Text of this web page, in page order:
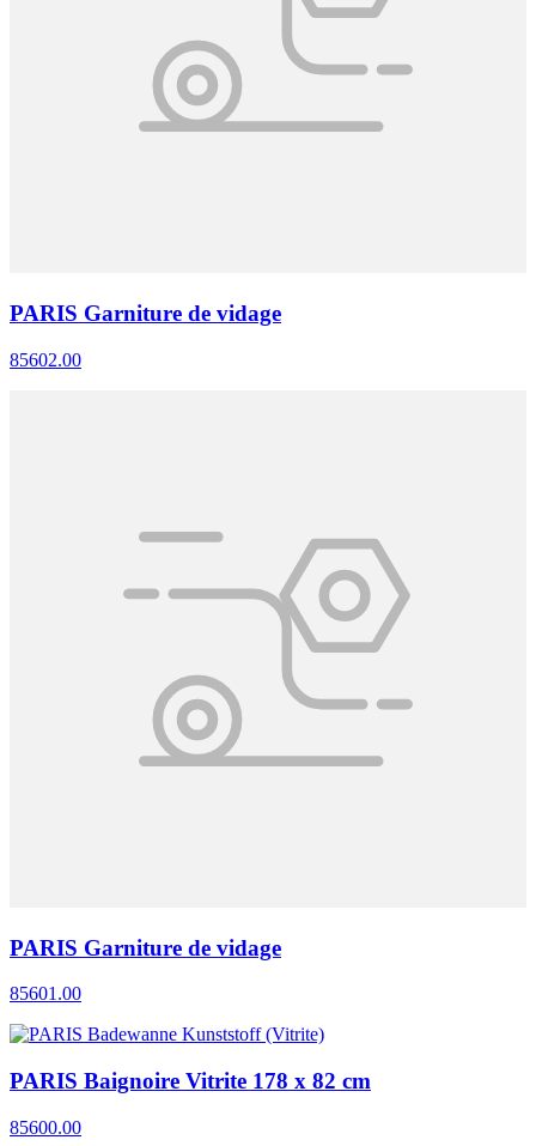
PARIS Garniture de vidage
85602.00
PARIS Garniture de vidage
85601.00
PARIS Baignoire Vitrite 178 x 82 cm
85600.00